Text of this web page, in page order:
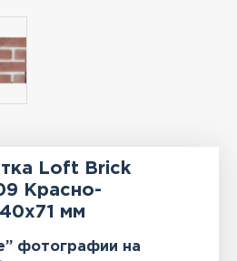
Loft Brick
Красно-
мм
фотографии на